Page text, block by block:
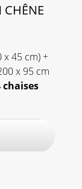
CHÊNE
x 45 cm) +
x 95 cm
chaises